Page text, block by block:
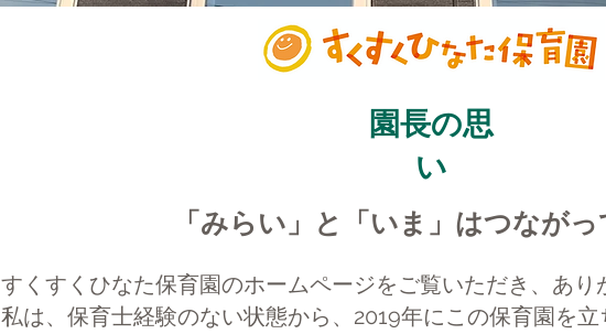
園長の思
い
「みらい」と「いま」はつながっ
すくすくひなた保育園のホームページをご覧いただき、あり
私は、保育士経験のない状態から、2019年にこの保育園を立